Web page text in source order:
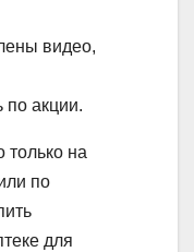
видео,
по акции.
только на
по
для